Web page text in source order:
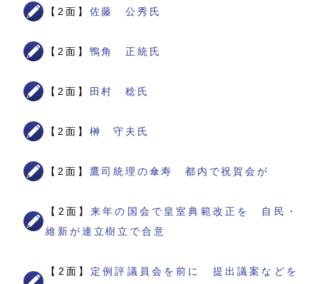
【2面】 佐藤 公秀氏
【2面】 鴨角 正統氏
【2面】 田村 稔氏
【2面】 榊 守夫氏
【2面】 鷹司統理の傘寿 都内で祝賀会が
【2面】来年の国会で皇室典範改正を 自民・
維新が連立樹立で合意
【2面】 定例評議員会を前に 提出議案などを